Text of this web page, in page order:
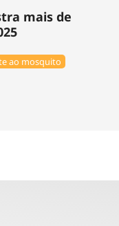
mais de
ao mosquito